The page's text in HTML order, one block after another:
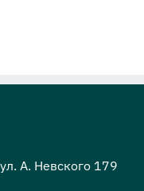
А. Невского 179